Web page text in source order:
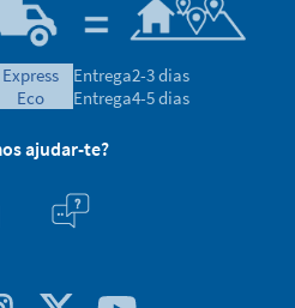
express
eco
Entrega2-3 dias
Entrega4-5 dias
ajudar-te?